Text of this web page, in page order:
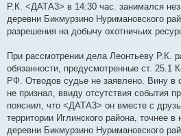
Р.К. <ДАТА3> в 14:30 час. занимался
деревни Бикмурзино Нуримановского
разрешения на добычу охотничьих
При рассмотрении дела Леонтьеву Р.К.
обязанности, предусмотренные ст. 25.1
РФ. Отводов судье не заявлено. Вину в
не признал, ввиду отсутствия события
пояснил, что <ДАТА3> он вместе с
территории Иглинского района, точнее в
деревни Бикмурзино Нуримановского